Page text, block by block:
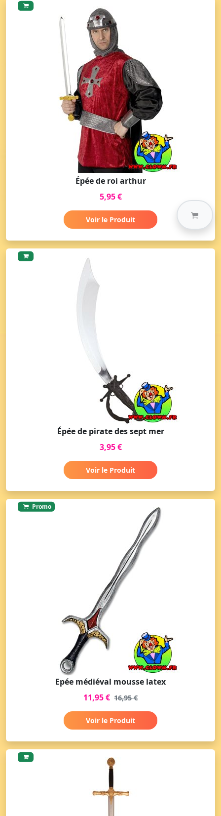
Épée de roi arthur
5,95 €
Voir le Produit
Épée de pirate des sept mer
3,95 €
Voir le Produit
Promo
Epée médiéval mousse latex
11,95 € 16,95 €
Voir le Produit